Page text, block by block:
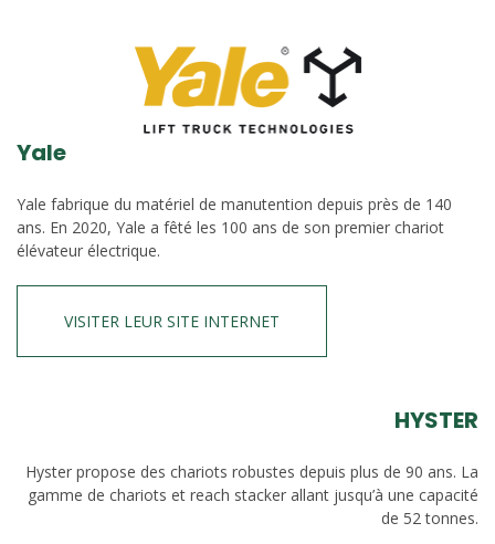
Yale
Yale fabrique du matériel de manutention depuis près de 140
ans. En 2020, Yale a fêté les 100 ans de son premier chariot
élévateur électrique.
VISITER LEUR SITE INTERNET
HYSTER
Hyster propose des chariots robustes depuis plus de 90 ans. La
gamme de chariots et reach stacker allant jusqu’à une capacité
de 52 tonnes.